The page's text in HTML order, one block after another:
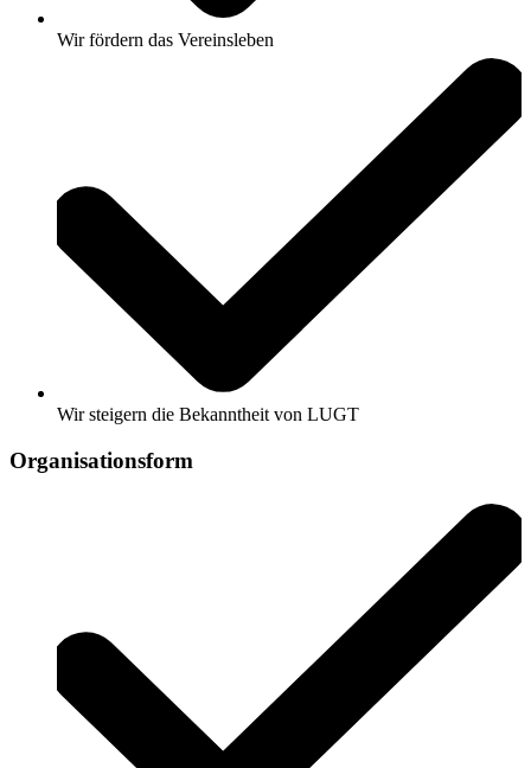
Wirfördern das Vereinsleben
Wirsteigern die Bekanntheit von LUGT
Organisationsform